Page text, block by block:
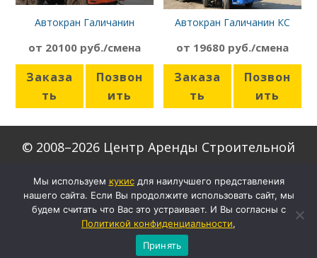
Автокран Галичанин
от 20100 руб./смена
Заказа
ть
Позвон
ить
Автокран Галичанин КС
от 19680 руб./смена
Заказа
ть
Позвон
ить
© 2008–2026 Центр Аренды Строительной
Скачать формы договоров
Настройки кукис
Политика конфиденциальности
Мы используем кукиcдля наилучшего представления
нашего сайта. Если Вы продолжите использовать сайт, мы
будем считать что Вас это устраивает. И Вы согласны с
Политикой конфиденциальности,
Принять